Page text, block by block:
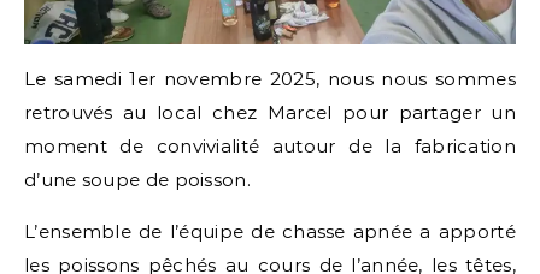
Le samedi 1er novembre 2025, nous nous sommes
retrouvés au local chez Marcel pour partager un
moment de convivialité autour de la fabrication
d’une soupe de poisson.
L’ensemble de l’équipe de chasse apnée a apporté
les poissons pêchés au cours de l’année, les têtes,